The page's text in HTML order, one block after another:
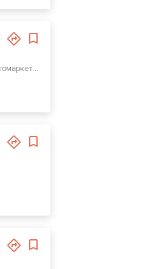
г. Мариуполь, улица Артема, 127, Автомаркет "Евразия"